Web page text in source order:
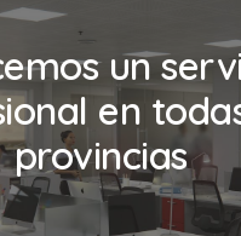
un
en
provincias